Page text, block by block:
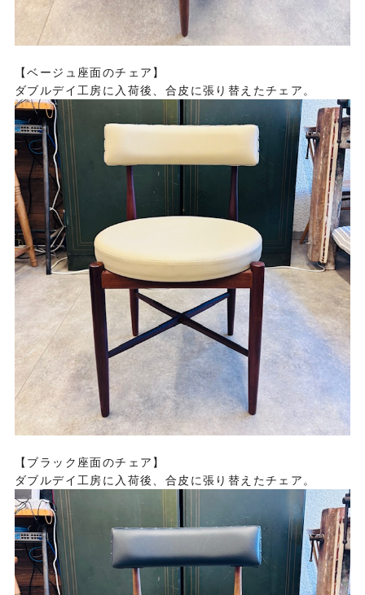
【ベージュ座面のチェア】
ダブルデイ工房に入荷後、合皮に張り替えたチェア。
【ブラック座面のチェア】
ダブルデイ工房に入荷後、合皮に張り替えたチェア。